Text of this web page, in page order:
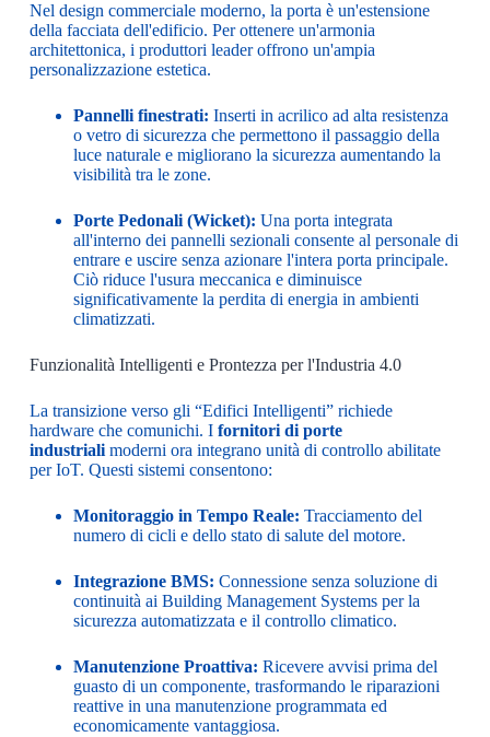
Nel design commerciale moderno, la porta è un'estensione
della facciata dell'edificio. Per ottenere un'armonia
architettonica, i produttori leader offrono un'ampia
personalizzazione estetica.
Pannelli finestrati: Inserti in acrilico ad alta resistenza
o vetro di sicurezza che permettono il passaggio della
luce naturale e migliorano la sicurezza aumentando la
visibilità tra le zone.
Porte Pedonali (Wicket): Una porta integrata
all'interno dei pannelli sezionali consente al personale di
entrare e uscire senza azionare l'intera porta principale.
Ciò riduce l'usura meccanica e diminuisce
significativamente la perdita di energia in ambienti
climatizzati.
Funzionalità Intelligenti e Prontezza per l'Industria 4.0
La transizione verso gli “Edifici Intelligenti” richiede
hardware che comunichi. I fornitori di porte
industrialimoderni ora integrano unità di controllo abilitate
per IoT. Questi sistemi consentono:
Monitoraggio in Tempo Reale: Tracciamento del
numero di cicli e dello stato di salute del motore.
Integrazione BMS: Connessione senza soluzione di
continuità ai Building Management Systems per la
sicurezza automatizzata e il controllo climatico.
Manutenzione Proattiva: Ricevere avvisi prima del
guasto di un componente, trasformando le riparazioni
reattive in una manutenzione programmata ed
economicamente vantaggiosa.